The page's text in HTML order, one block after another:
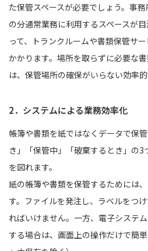
た保管スペースが必要でしょう。事
の分通常業務に利用するスペースが
って、トランクルームや書類保管サ
かかります。場所を取らずに必要な
は、保管場所の確保がいらない効率的
2．システムによる業務効率化
帳簿や書類を紙ではなくデータで保
き」「保管中」「破棄するとき」の
を図れます。
紙の帳簿や書類を保管するためには
す。ファイルを発注し、ラベルをつ
ればいけません。一方、電子システ
する場合は、画面上の操作だけで簡